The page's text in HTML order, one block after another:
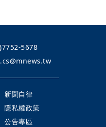
5678
新聞自律
隱私權政策
公告專區